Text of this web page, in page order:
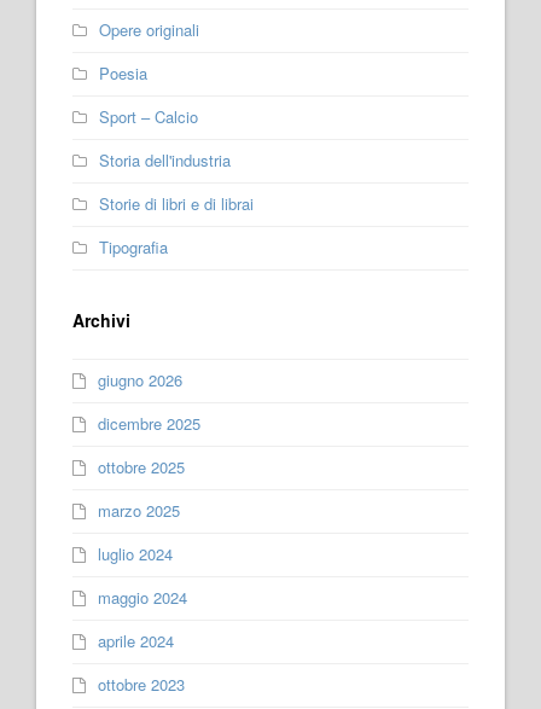
Opere originali
Poesia
Sport – Calcio
Storia dell'industria
Storie di libri e di librai
Tipografia
Archivi
giugno 2026
dicembre 2025
ottobre 2025
marzo 2025
luglio 2024
maggio 2024
aprile 2024
ottobre 2023